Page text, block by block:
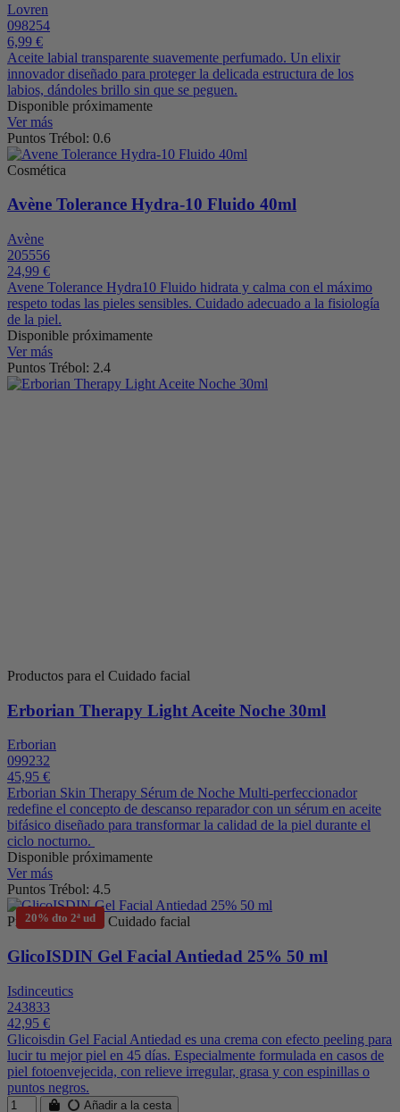
Lovren
098254
6,99 €
Aceite labial transparente suavemente perfumado. Un elixir
innovador diseñado para proteger la delicada estructura de los
labios, dándoles brillo sin que se peguen.
Disponible próximamente
Ver más
Puntos Trébol: 0.6
Cosmética
Avène Tolerance Hydra-10 Fluido 40ml
Avène
205556
24,99 €
Avene Tolerance Hydra10 Fluido hidrata y calma con el máximo
respeto todas las pieles sensibles. Cuidado adecuado a la fisiología
de la piel.
Disponible próximamente
Ver más
Puntos Trébol: 2.4
Productos para el Cuidado facial
Erborian Therapy Light Aceite Noche 30ml
Erborian
099232
45,95 €
Erborian Skin Therapy Sérum de Noche Multi-perfeccionador
redefine el concepto de descanso reparador con un sérum en aceite
bifásico diseñado para transformar la calidad de la piel durante el
ciclo nocturno.
Disponible próximamente
Ver más
Puntos Trébol: 4.5
20% dto 2ª ud
Productos para el Cuidado facial
GlicoISDIN Gel Facial Antiedad 25% 50 ml
Isdinceutics
243833
42,95 €
Glicoisdin Gel Facial Antiedad es una crema con efecto peeling para
lucir tu mejor piel en 45 días. Especialmente formulada en casos de
piel fotoenvejecida, con relieve irregular, grasa y con espinillas o
puntos negros.
Añadir a la cesta